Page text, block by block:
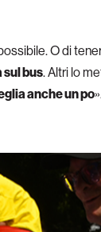
O di
bus. Altri lo
anche un po